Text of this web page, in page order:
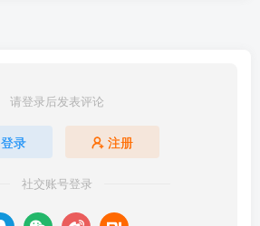
请登录后发表评论
登录 注册
社交账号登录